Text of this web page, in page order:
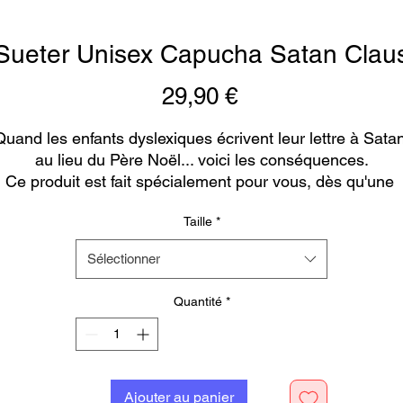
Unisex Capucha Satan
29,90 €Prix
les enfants dyslexiques écrivent leur lettre à
au lieu du Père Noël... voici les conséquences.
Ce produit est fait spécialement pour vous, dès qu'une
temps pour vous le livrer. Fabriquer des produits
personnalisés au lieu de produits en vrac aide à réduire la
alors merci de prendre des décisions
Taille *
Sélectionner
Quantité *
Ajouter au panier